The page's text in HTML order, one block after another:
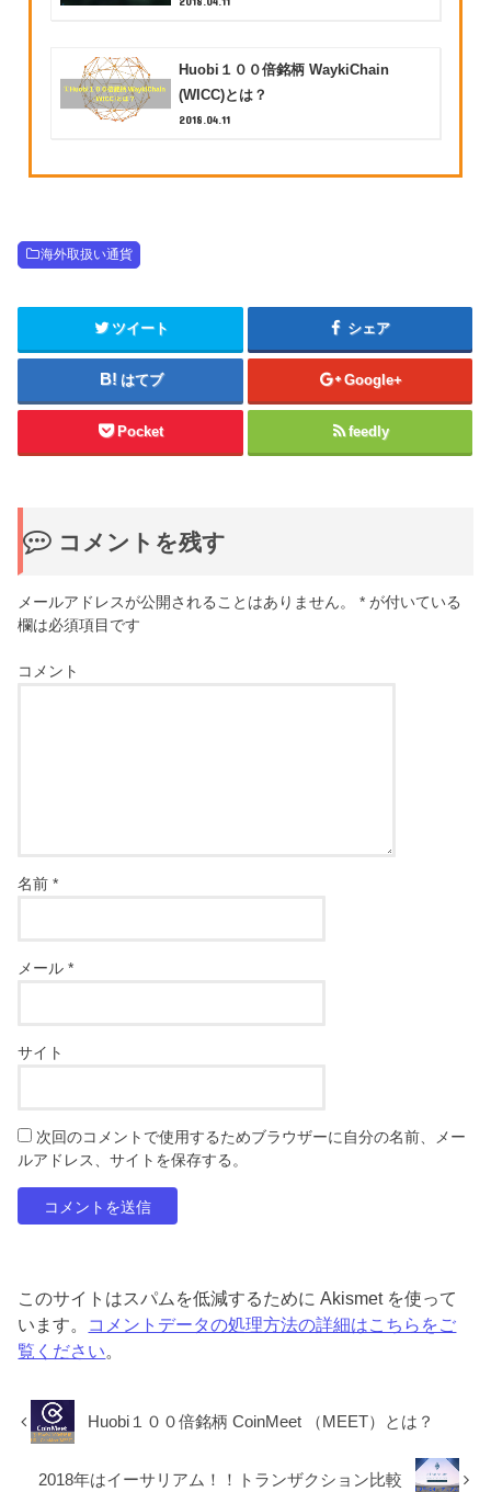
Huobi１００倍銘柄 WaykiChain
(WICC)とは？
2018.04.11
海外取扱い通貨
ツイート シェア
はてブ Google+
Pocket feedly
コメントを残す
メールアドレスが公開されることはありません。 * が付いている
欄は必須項目です
コメント
名前*
メール*
サイト
次回のコメントで使用するためブラウザーに自分の名前、メー
ルアドレス、サイトを保存する。
このサイトはスパムを低減するために Akismet を使って
います。 コメントデータの処理方法の詳細はこちらをご
覧ください。
Huobi１００倍銘柄 CoinMeet （MEET）とは？
2018年はイーサリアム！！トランザクション比較